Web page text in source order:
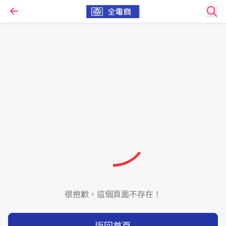
很抱歉，這個頁面不存在！